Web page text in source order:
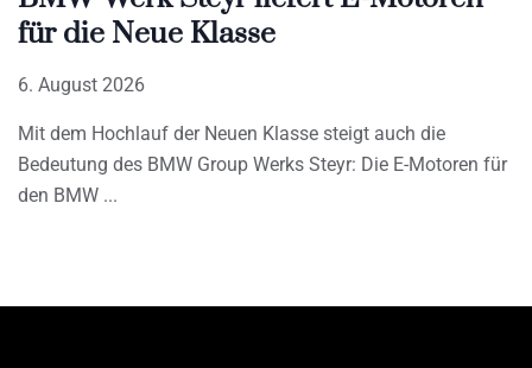
für die Neue Klasse
6. August 2026
Mit dem Hochlauf der Neuen Klasse steigt auch die
Bedeutung des BMW Group Werks Steyr: Die E-Motoren für
den BMW